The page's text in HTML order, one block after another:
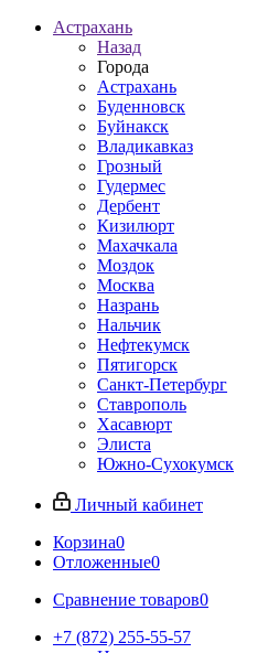
Астрахань
Назад
Города
Астрахань
Буденновск
Буйнакск
Владикавказ
Грозный
Гудермес
Дербент
Кизилюрт
Махачкала
Моздок
Москва
Назрань
Нальчик
Нефтекумск
Пятигорск
Санкт-Петербург
Ставрополь
Хасавюрт
Элиста
Южно-Сухокумск
Личный кабинет
Корзина0
Отложенные0
Сравнение товаров0
+7 (872) 255-55-57